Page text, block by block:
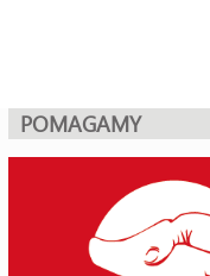
POMAGAMY